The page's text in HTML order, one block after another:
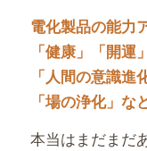
電化製品の能力
「健康」「開運」
「人間の意識進
「場の浄化」な
本当はまだまだ